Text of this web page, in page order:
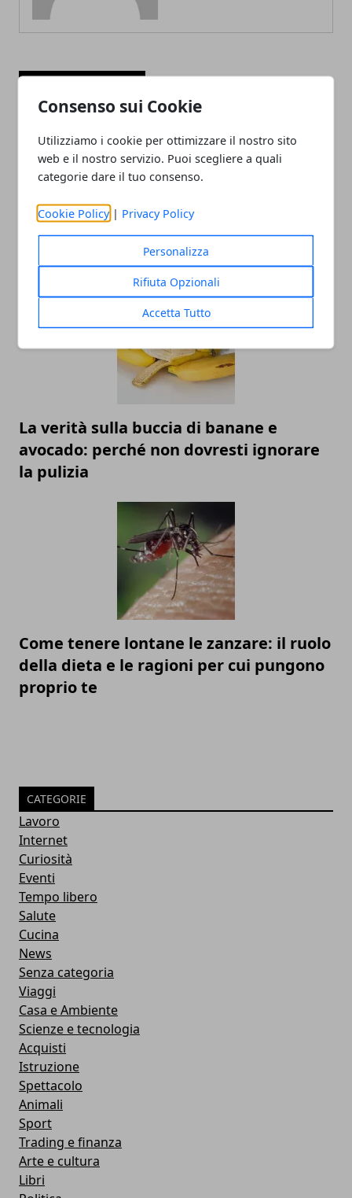
Consenso sui Cookie
Utilizziamo i cookie per ottimizzare il nostro sito
web e il nostro servizio. Puoi scegliere a quali
categorie dare il tuo consenso.
Cookie Policy | Privacy Policy
Personalizza
Rifiuta Opzionali
Accetta Tutto
I migliori lavori da fare da casa nel 2025
La verità sulla buccia di banane e
avocado: perché non dovresti ignorare
la pulizia
Come tenere lontane le zanzare: il ruolo
della dieta e le ragioni per cui pungono
proprio te
CATEGORIE
Lavoro
Internet
Curiosità
Eventi
Tempo libero
Salute
Cucina
News
Senza categoria
Viaggi
Casa e Ambiente
Scienze e tecnologia
Acquisti
Istruzione
Spettacolo
Animali
Sport
Trading e finanza
Arte e cultura
Libri